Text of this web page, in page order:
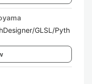
GLSL/Pyth